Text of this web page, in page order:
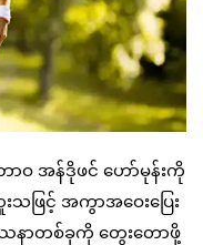
ာဝ အန်ဒိုဖင် ဟော်မုန်းကို
ဖြင့် အကွာအဝေးပြေး
ာတစ်ခုကို တွေးတောဖို့